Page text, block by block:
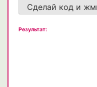
Сделай код и
Результат: